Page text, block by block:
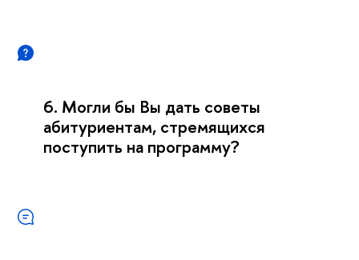
6. Могли бы Вы дать советы
абитуриентам, стремящихся
поступить на программу?